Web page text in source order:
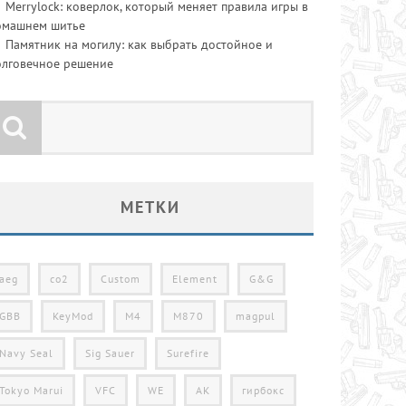
Merrylock: коверлок, который меняет правила игры в
шитье
Памятник на могилу: как выбрать достойное и
решение
МЕТКИ
aeg co2 Custom Element G&G
GBB KeyMod M4 M870 magpul
Navy Seal Sig Sauer Surefire
Tokyo Marui VFC WE АК гирбокс